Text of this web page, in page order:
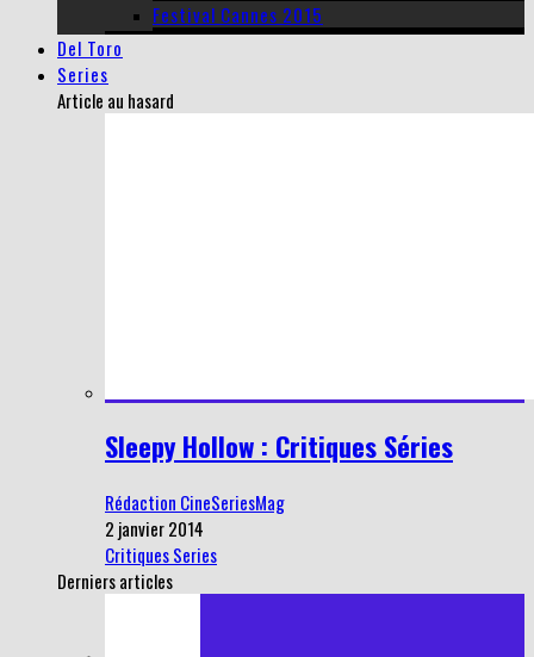
Festival Cannes 2015
Del Toro
Series
Article au hasard
Sleepy Hollow : Critiques Séries
Rédaction CineSeriesMag
2 janvier 2014
Critiques Series
Derniers articles